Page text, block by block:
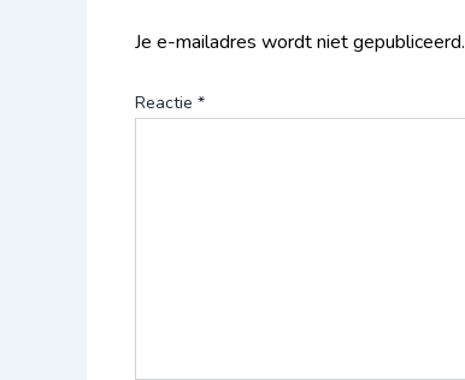
Je e-mailadres wordt niet gepubliceerd.
Reactie *